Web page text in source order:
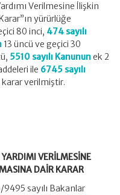
Verilmesine İlişkin
yürürlüğe
80 inci, 474 sayılı
13 üncü ve geçici 30
5510 sayılı Kanununek 2
ile 6745 sayılı
verilmiştir.
VERİLMESİNE
DAİR KARAR
sayılı Bakanlar